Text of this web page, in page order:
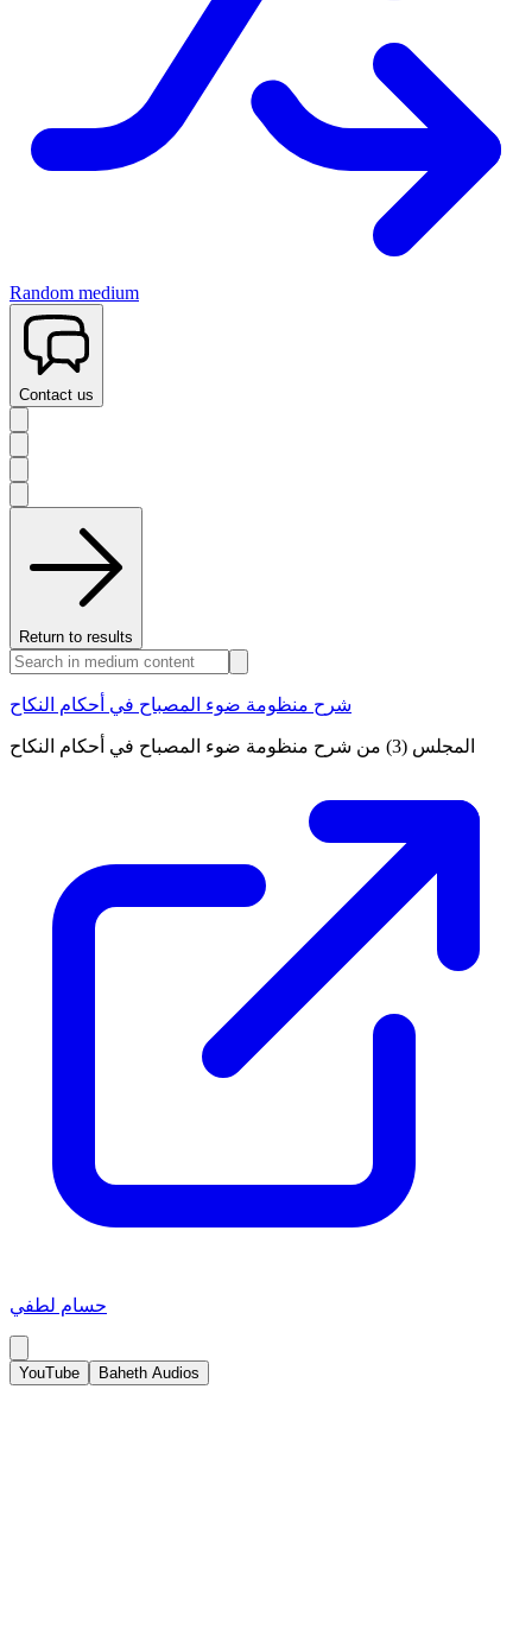
Random medium
Contact us
Return to results
شرح منظومة ضوء المصباح في أحكام النكاح
المجلس (3) من شرح منظومة ضوء المصباح في أحكام النكاح
حسام لطفي
YouTube Baheth Audios